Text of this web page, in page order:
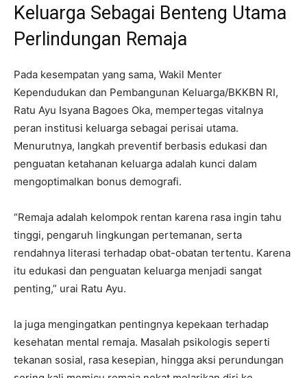
Keluarga Sebagai Benteng Utama
Perlindungan Remaja
Pada kesempatan yang sama, Wakil Menter
Kependudukan dan Pembangunan Keluarga/BKKBN RI,
Ratu Ayu Isyana Bagoes Oka, mempertegas vitalnya
peran institusi keluarga sebagai perisai utama.
Menurutnya, langkah preventif berbasis edukasi dan
penguatan ketahanan keluarga adalah kunci dalam
mengoptimalkan bonus demografi.
“Remaja adalah kelompok rentan karena rasa ingin tahu
tinggi, pengaruh lingkungan pertemanan, serta
rendahnya literasi terhadap obat-obatan tertentu. Karena
itu edukasi dan penguatan keluarga menjadi sangat
penting,” urai Ratu Ayu.
Ia juga mengingatkan pentingnya kepekaan terhadap
kesehatan mental remaja. Masalah psikologis seperti
tekanan sosial, rasa kesepian, hingga aksi perundungan